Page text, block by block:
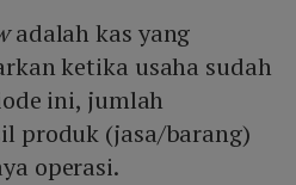
adalah kas yang
ketika usaha sudah
ini, jumlah
produk (jasa/barang)
operasi.